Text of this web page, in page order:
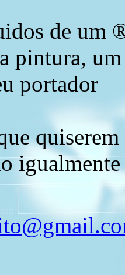
de um
pintura,
portador